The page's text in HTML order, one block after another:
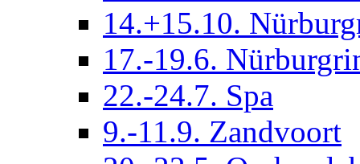
14.+15.10.
17.-19.6.
22.-24.7. Spa
9.-11.9. Zandvoort